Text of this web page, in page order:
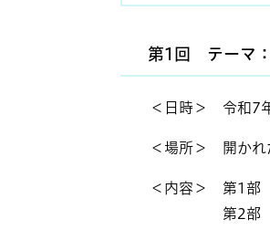
第1回 テーマ
＜日時＞ 令和7
＜場所＞ 開か
＜内容＞ 第1部 果
第2部 エネクラ